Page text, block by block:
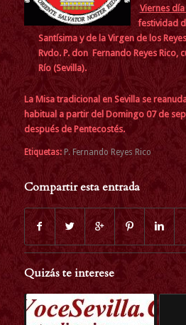
Viernes
festividad
Santísima y de la Virgen de los
Rvdo. P. don Fernando Reyes Rico,
Río (Sevilla).
La Misa tradicional en Sevilla se
habitual a partir del Domingo 07 de
después de Pentecostés.
Etiquetas: P. Fernando Reyes Rico
Compartir esta entrada
Quizás te interese